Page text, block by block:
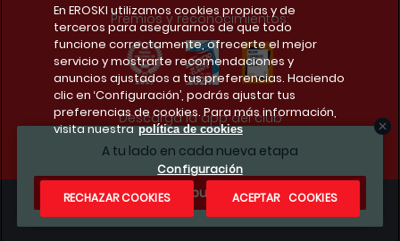
A tu lado en cada nueva etapa
¿Te apuntas?
Premios y reconocimientos:
Descarga la app del club
Condiciones legales
En EROSKI utilizamos cookies propias y de
terceros para asegurarnos de que todo
funcione correctamente, ofrecerte el mejor
servicio y mostrarte recomendaciones y
anuncios ajustados a tus preferencias. Haciendo
clic en ‘Configuración’, podrás ajustar tus
preferencias de cookies. Para más información,
visita nuestra política de cookies
Configuración
RECHAZAR COOKIES
ACEPTAR COOKIES